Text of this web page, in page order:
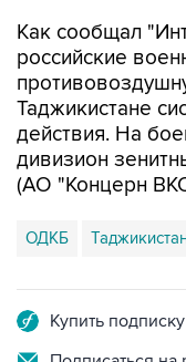
Как сообщал
российские
Таджикистане
действия. На
дивизион
(АО "Концерн
ОДКБ
Купить